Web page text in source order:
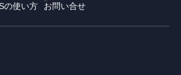
の使い方 お問い合せ